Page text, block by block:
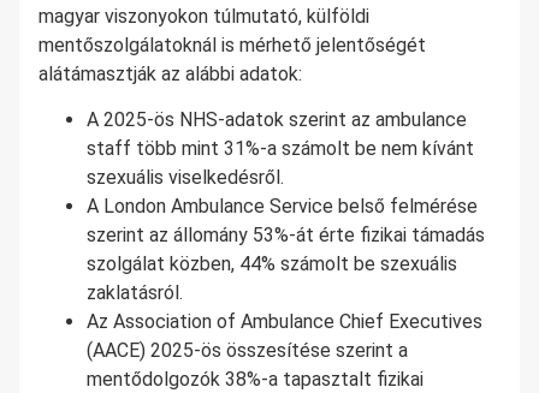
magyar viszonyokon túlmutató, külföldi
mentőszolgálatoknál is mérhető jelentőségét
alátámasztják az alábbi adatok:
A 2025-ös NHS-adatok szerint az ambulance
staff több mint 31%-a számolt be nem kívánt
szexuális viselkedésről.
A London Ambulance Service belső felmérése
szerint az állomány 53%-át érte fizikai támadás
szolgálat közben, 44% számolt be szexuális
zaklatásról.
Az Association of Ambulance Chief Executives
(AACE) 2025-ös összesítése szerint a
mentődolgozók 38%-a tapasztalt fizikai